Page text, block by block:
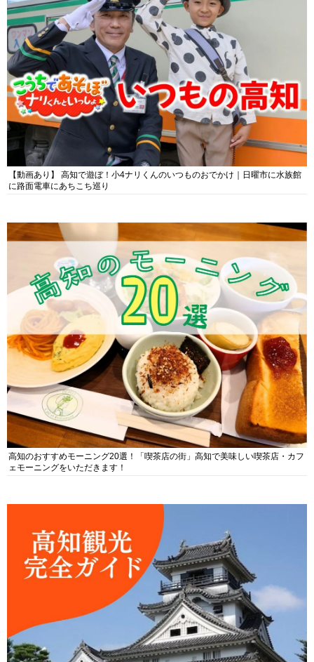
【動画あり】 高知で遊ぼ！小4ナリくんのいつものおでかけ｜日曜市に水族館
に路面電車にあちこち巡り
高知のおすすめモーニング20選！「喫茶店の街」高知で美味しい喫茶店・カフ
ェモーニングをいただきます！